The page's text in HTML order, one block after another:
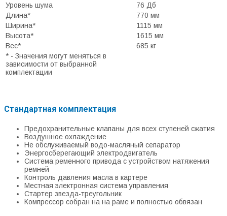
Уровень шума
76 Дб
Длина*
770 мм
Ширина*
1115 мм
Высота*
1615 мм
Вес*
685 кг
* - Значения могут меняться в
зависимости от выбранной
комплектации
Стандартная комплектация
Предохранительные клапаны для всех ступеней сжатия
Воздушное охлаждение
Не обслуживаемый водо-масляный сепаратор
Энергосберегающий электродвигатель
Система ременного привода с устройством натяжения
ремней
Контроль давления масла в картере
Местная электронная система управления
Стартер звезда-треугольник
Компрессор собран на на раме и полностью обвязан